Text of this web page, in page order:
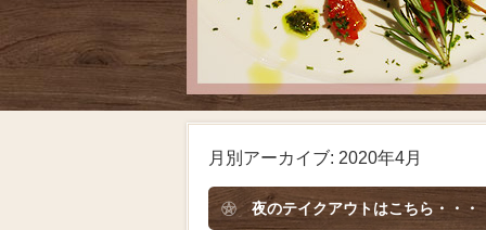
月別アーカイブ: 2020年4月
夜のテイクアウトはこちら・・・